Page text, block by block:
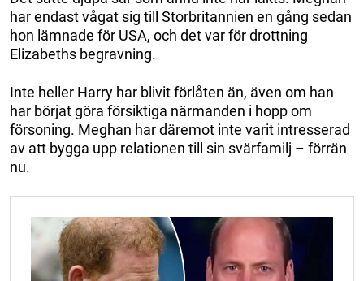
har endast vågat sig till Storbritannien en gång sedan
hon lämnade för USA, och det var för drottning
Elizabeths begravning.
Inte heller Harry har blivit förlåten än, även om han
har börjat göra försiktiga närmanden i hopp om
försoning. Meghan har däremot inte varit intresserad
av att bygga upp relationen till sin svärfamilj – förrän
nu.